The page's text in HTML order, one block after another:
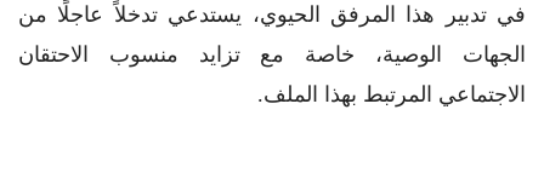
في تدبير هذا المرفق الحيوي، يستدعي تدخلاً عاجلًا من
الجهات الوصية، خاصة مع تزايد منسوب الاحتقان
الاجتماعي المرتبط بهذا الملف.